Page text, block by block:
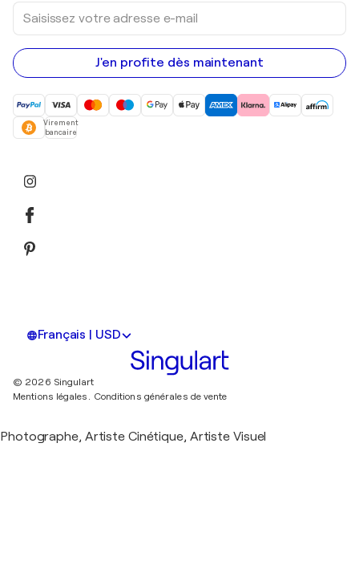
Saisissez
votre
adresse
e-
mail
J'en profite dès maintenant
Virement
bancaire
Français | USD
© 2026 Singulart
Mentions légales. Conditions générales de vente
Photographe, Artiste Cinétique, Artiste Visuel